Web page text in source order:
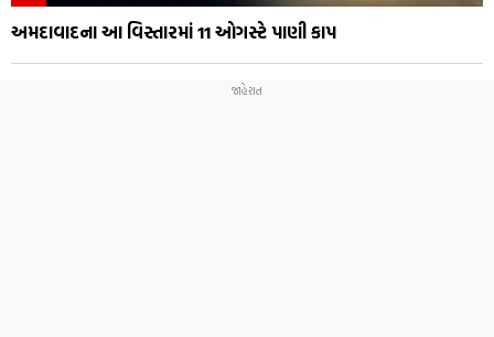
અમદાવાદના આ વિસ્તારમાં 11 ઓગસ્ટે પાણી કાપ